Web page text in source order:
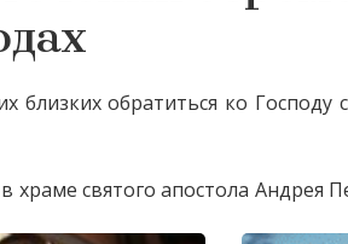
близких обратиться ко
храме святого апостола